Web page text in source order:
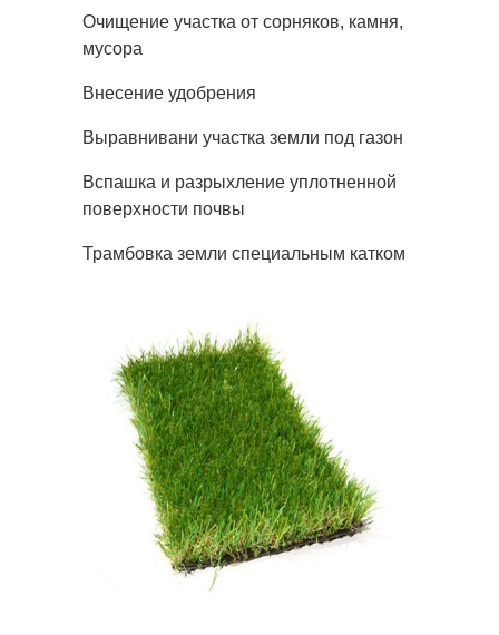
Очищение участка от сорняков, камня,
мусора
Внесение удобрения
Выравнивани участка земли под газон
Вспашка и разрыхление уплотненной
поверхности почвы
Трамбовка земли специальным катком